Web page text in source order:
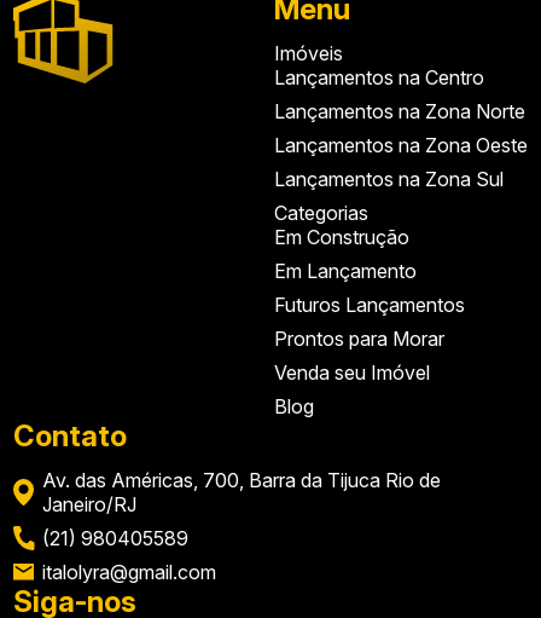
Menu
Imóveis
Lançamentos na Centro
Lançamentos na Zona Norte
Lançamentos na Zona Oeste
Lançamentos na Zona Sul
Categorias
Em Construção
Em Lançamento
Futuros Lançamentos
Prontos para Morar
Venda seu Imóvel
Blog
Contato
Av. das Américas, 700, Barra da Tijuca Rio de
Janeiro/RJ
(21) 980405589
italolyra@gmail.com
Siga-nos